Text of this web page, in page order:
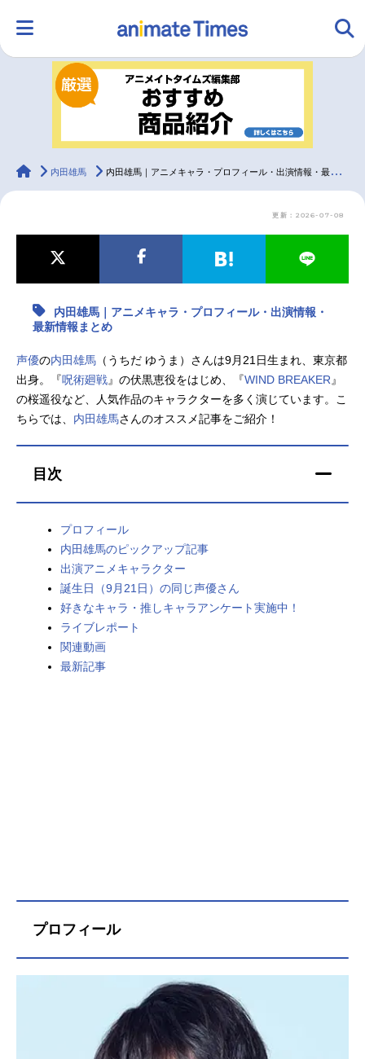
ランキング アニメ
ラジオ グッズ
最新記事一覧
アニメ記事一覧 声優記事一覧
アニメ映画一覧 実写化映画一覧
今期アニメ曜日別一覧
男性声優/女性声優一覧
FOLLOW US
animateTimes
内田雄馬 内田雄馬｜アニメキャラ・プロフィール・出演情報・最新情報まとめ
更新：2026-07-08
内田雄馬｜アニメキャラ・プロフィール・出演情報・
最新情報まとめ
声優の内田雄馬 （うちだ ゆうま）さんは9月21日生まれ、東京都
出身。『呪術廻戦』の伏黒恵役をはじめ、『WIND BREAKER 』
の桜遥役など、人気作品のキャラクターを多く演じています。こ
ちらでは、 内田雄馬さんのオススメ記事をご紹介！
目次
プロフィール
内田雄馬のピックアップ記事
出演アニメキャラクター
誕生日（9月21日）の同じ声優さん
好きなキャラ・推しキャラアンケート実施中！
ライブレポート
関連動画
最新記事
プロフィール